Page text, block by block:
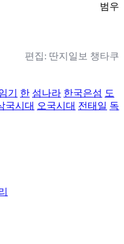
범우
편집: 딴지일보 챙타쿠
기 한 섬나라 한국은섬 도
국시대 오국시대 전태일 독